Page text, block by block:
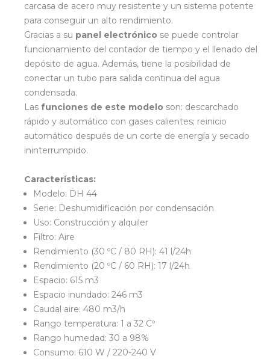
carcasa de acero muy resistente y un sistema potente
para conseguir un alto rendimiento.
Gracias a su panel electrónico se puede controlar
funcionamiento del contador de tiempo y el llenado del
depósito de agua. Además, tiene la posibilidad de
conectar un tubo para salida continua del agua
condensada.
Las funciones de este modelo son: descarchado
rápido y automático con gases calientes; reinicio
automático después de un corte de energía y secado
ininterrumpido.
Características:
Modelo: DH 44
Serie: Deshumidificación por condensación
Uso: Construcción y alquiler
Filtro: Aire
Rendimiento (30 ºC / 80 RH): 41 l/24h
Rendimiento (20 ºC / 60 RH): 17 l/24h
Espacio: 615 m3
Espacio inundado: 246 m3
Caudal aire: 480 m3/h
Rango temperatura: 1 a 32 Cº
Rango humedad: 30 a 98%
Consumo: 610 W / 220-240 V